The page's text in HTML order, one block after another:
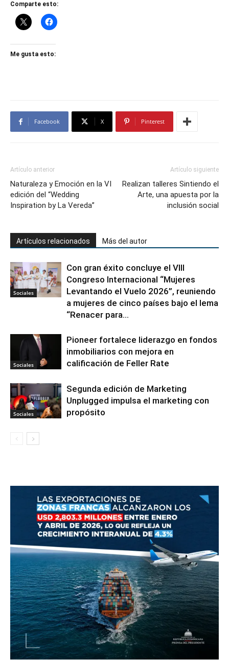
Comparte esto:
Me gusta esto:
Facebook X Pinterest
Artículo anterior
Naturaleza y Emoción en la VI
edición del “Wedding
Inspiration by La Vereda”
Artículo siguiente
Realizan talleres Sintiendo el
Arte, una apuesta por la
inclusión social
Artículos relacionados Más del autor
Sociales
Con gran éxito concluye el VIII
Congreso Internacional “Mujeres
Levantando el Vuelo 2026”, reuniendo
a mujeres de cinco países bajo el lema
“Renacer para...
Sociales
Pioneer fortalece liderazgo en fondos
inmobiliarios con mejora en
calificación de Feller Rate
Sociales
Segunda edición de Marketing
Unplugged impulsa el marketing con
propósito